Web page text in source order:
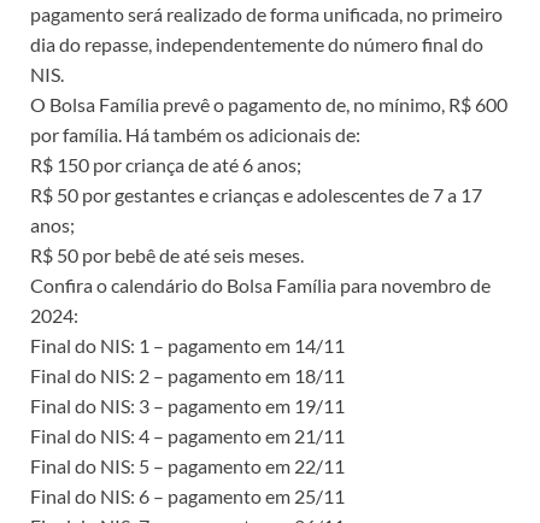
pagamento será realizado de forma unificada, no primeiro
dia do repasse, independentemente do número final do
NIS.
O Bolsa Família prevê o pagamento de, no mínimo, R$ 600
por família. Há também os adicionais de:
R$ 150 por criança de até 6 anos;
R$ 50 por gestantes e crianças e adolescentes de 7 a 17
anos;
R$ 50 por bebê de até seis meses.
Confira o calendário do Bolsa Família para novembro de
2024:
Final do NIS: 1 – pagamento em 14/11
Final do NIS: 2 – pagamento em 18/11
Final do NIS: 3 – pagamento em 19/11
Final do NIS: 4 – pagamento em 21/11
Final do NIS: 5 – pagamento em 22/11
Final do NIS: 6 – pagamento em 25/11